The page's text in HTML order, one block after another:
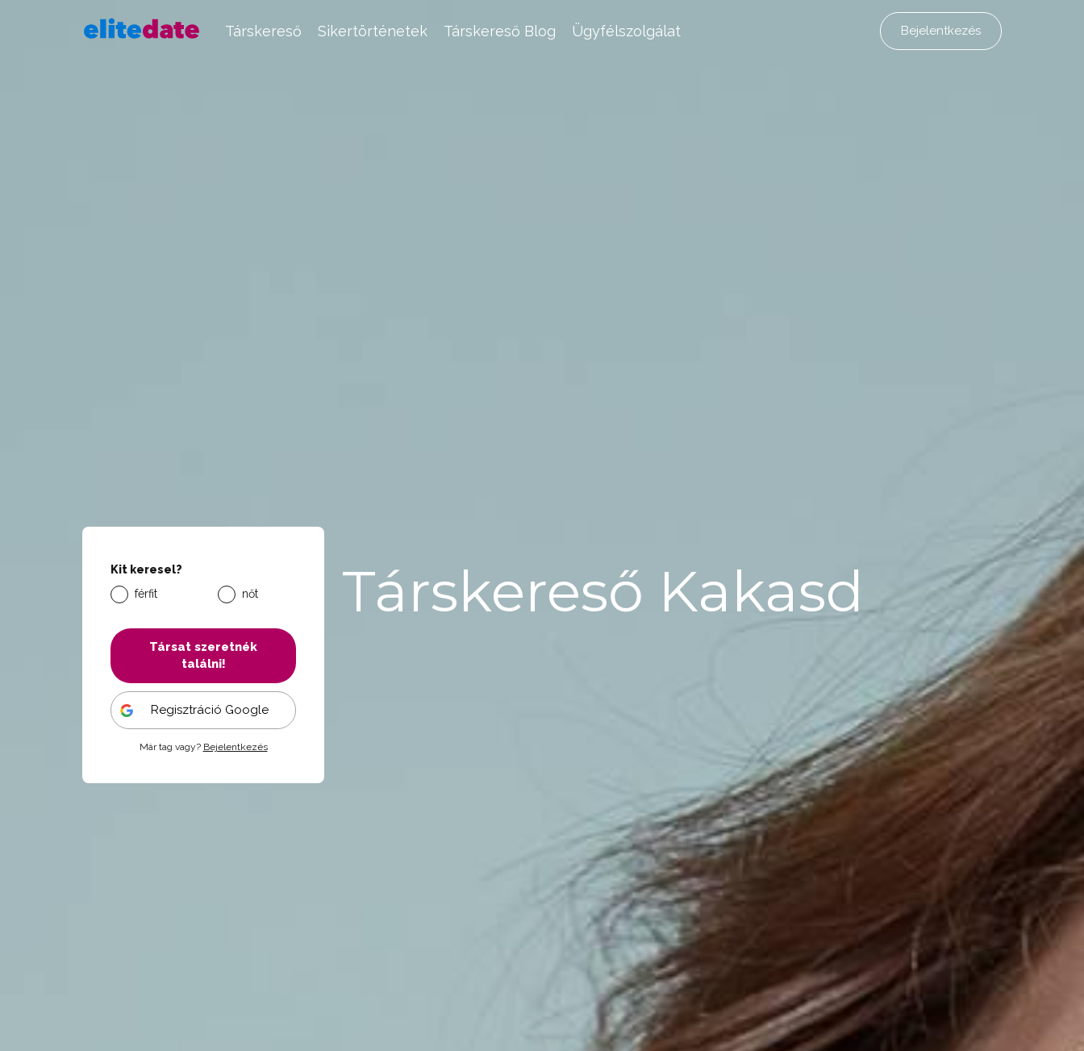
Társkereső Sikertörténetek Társkereső Blog Ügyfélszolgálat Bejelentkezés
Kit keresel?
férfit
nőt
Társat szeretnék
találni!
Regisztráció Google
Már tag vagy? Bejelentkezés
Társkereső Kakasd